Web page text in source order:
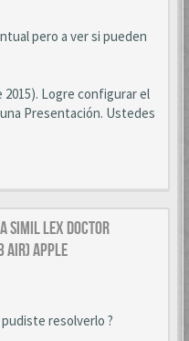
pero a ver si pueden
2015). Logre configurar el
Presentación. Ustedes
SIMIL LEX DOCTOR
AIR) APPLE
resolverlo ?